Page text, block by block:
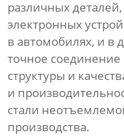
различных деталей,
электронных
в автомобилях, и в
точное
структуры и
и
стали
производства.